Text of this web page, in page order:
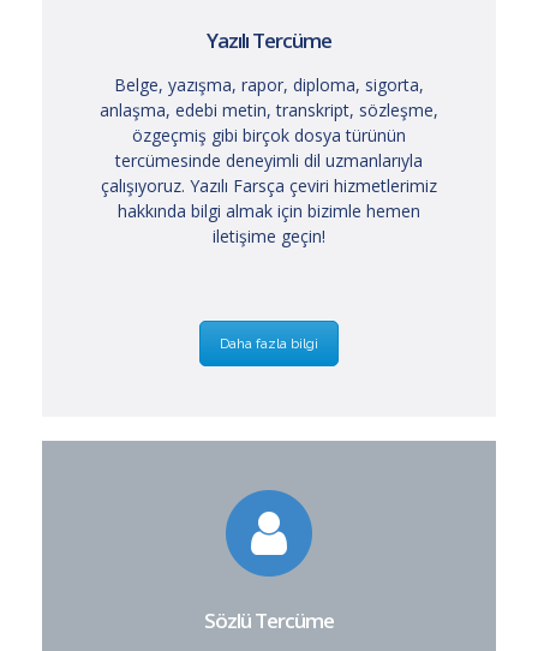
Yazılı Tercüme
Belge, yazışma, rapor, diploma, sigorta,
anlaşma, edebi metin, transkript, sözleşme,
özgeçmiş gibi birçok dosya türünün
tercümesinde deneyimli dil uzmanlarıyla
çalışıyoruz. Yazılı Farsça çeviri hizmetlerimiz
hakkında bilgi almak için bizimle hemen
iletişime geçin!
Daha fazla bilgi
Sözlü Tercüme